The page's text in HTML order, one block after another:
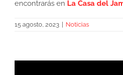
encontrarás en La Casa del
15 agosto, 2023 Noticias